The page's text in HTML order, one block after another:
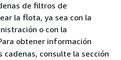
de filtros de
la flota, ya sea con la
o con la
obtener información
consulte la sección